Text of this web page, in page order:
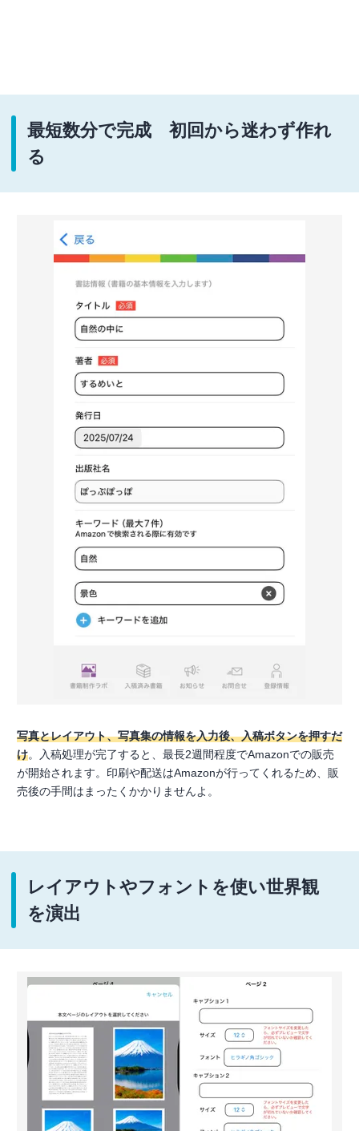
最短数分で完成 初回から迷わず作れ
る
写真とレイアウト、写真集の情報を入力後、入稿ボタンを押すだ
け。入稿処理が完了すると、最長2週間程度でAmazonでの販売
が開始されます。印刷や配送はAmazonが行ってくれるため、販
売後の手間はまったくかかりませんよ。
レイアウトやフォントを使い世界観
を演出